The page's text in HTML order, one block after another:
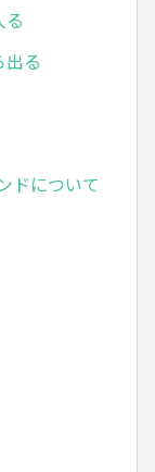
る
ドについて